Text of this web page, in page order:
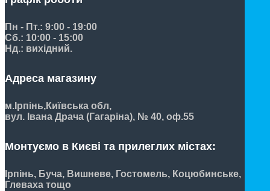
Пн - Пт.: 9:00 - 19:00
Сб.: 10:00 - 15:00
Нд.: вихідний.
Адреса магазину
м.Ірпінь,Київська обл,
вул. Івана Драча (Гагаріна), № 40, оф.55
Монтуємо в Києві та прилеглих містах:
Ірпінь, Буча, Вишневе, Гостомель, Коцюбинське,
Глеваха тощо